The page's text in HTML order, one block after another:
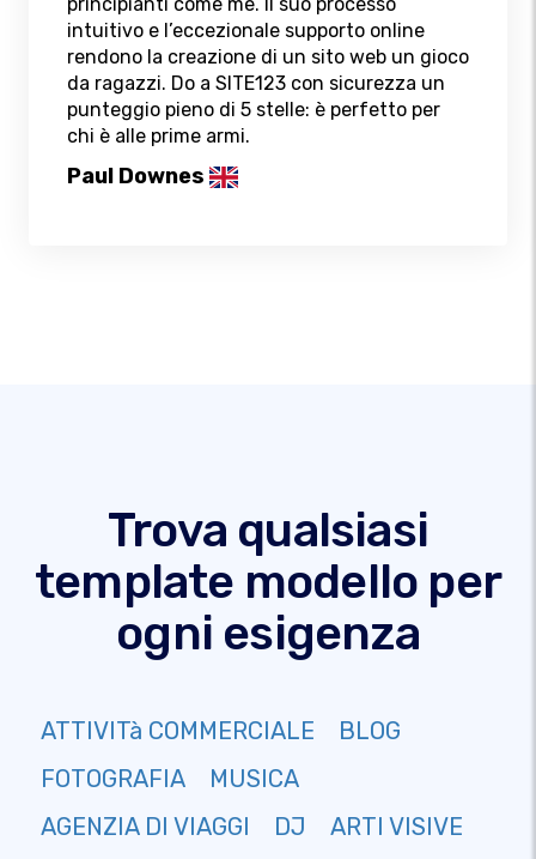
intuitivo e l’eccezionale supporto online
rendono la creazione di un sito web un gioco
da ragazzi. Do a SITE123 con sicurezza un
punteggio pieno di 5 stelle: è perfetto per
chi è alle prime armi.
Paul Downes
Trova qualsiasi
template modello per
ogni esigenza
ATTIVITà COMMERCIALE
BLOG
FOTOGRAFIA
MUSICA
AGENZIA DI VIAGGI
DJ
ARTI VISIVE